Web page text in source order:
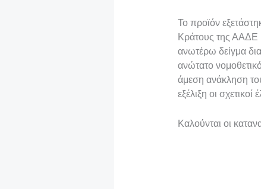
Το προϊόν
Κράτους της
ανωτέρω δείγμα
ανώτατο
άμεση ανάκληση
εξέλιξη οι σχετικοί
Καλούνται οι